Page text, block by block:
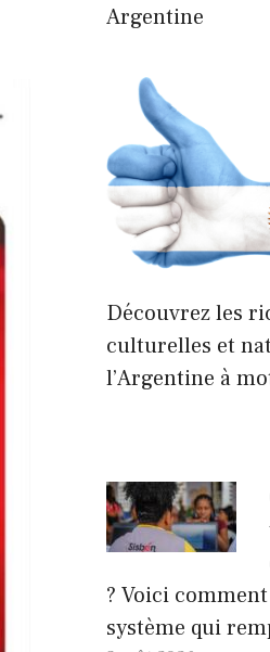
Argentine
Découvrez les
culturelles et
l’Argentine à
? Voici
système qui